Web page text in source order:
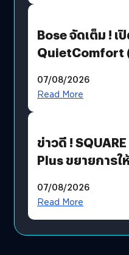
Bose จัดเต็ม ! เ
QuietComfort
07/08/2026
Read More
ข่าวดี !
Plus ขยายการใ
โดยตรง
07/08/2026
Read More